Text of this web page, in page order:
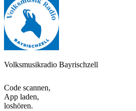
Volksmusikradio Bayrischzell
Code scannen,
App laden,
loshören.